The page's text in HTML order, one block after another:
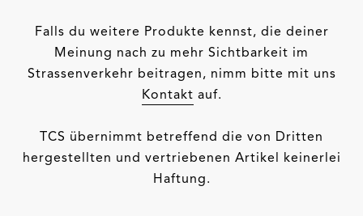
Falls du weitere Produkte kennst, die deiner
Meinung nach zu mehr Sichtbarkeit im
Strassenverkehr beitragen, nimm bitte mit uns
Kontakt auf.
TCS übernimmt betreffend die von Dritten
hergestellten und vertriebenen Artikel keinerlei
Haftung.